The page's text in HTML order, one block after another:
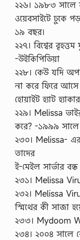
২২৬। ১৯৮৩ সালে
ওয়েবসাইটে ঢুকে
১৯ বছর।
২২৭। বিশ্বের
-উইকিপিডিয়া
২২৮। কেউ যদি
না করে ফিরে
হোয়াইট হ্যাট
২২৯। Melissa
করে? -১৯৯৯
২৩০। Melissa-
তাদের
ই-মেইল সার্ভার
২৩১। Melissa
২৩২। Melissa
স্মিথের কী সাজা
২৩৩। Mydoom
২৩৪। ২০০৪ সালে